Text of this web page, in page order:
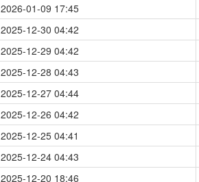
2026-01-09 17:45
2025-12-30 04:42
2025-12-29 04:42
2025-12-28 04:43
2025-12-27 04:44
2025-12-26 04:42
2025-12-25 04:41
2025-12-24 04:43
2025-12-20 18:46